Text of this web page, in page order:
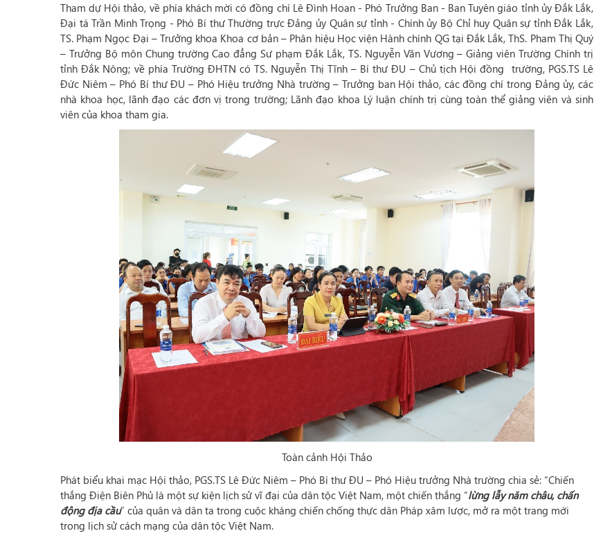
Tham dự Hội thảo, về phía khách mời có đồng chí Lê Đình Hoan - Phó Trưởng Ban - Ban Tuyên giáo tỉnh ủy Đắk Lắk,
Đại tá Trần Minh Trọng - Phó Bí thư Thường trực Đảng ủy Quân sự tỉnh - Chính ủy Bộ Chỉ huy Quân sự tỉnh Đắk Lắk,
TS. Phạm Ngọc Đại – Trưởng khoa Khoa cơ bản – Phân hiệu Học viện Hành chính QG tại Đắk Lắk, ThS. Pham Thị Quý
– Trưởng Bộ môn Chung trường Cao đẳng Sư phạm Đắk Lắk, TS. Nguyễn Văn Vương – Giảng viên Trường Chính trị
tỉnh Đắk Nông; về phía Trường ĐHTN có TS. Nguyễn Thị Tĩnh – Bí thư ĐU – Chủ tịch Hội đồng trường, PGS.TS Lê
Đức Niêm – Phó Bí thư ĐU – Phó Hiệu trưởng Nhà trường – Trưởng ban Hội thảo, các đồng chí trong Đảng ủy, các
nhà khoa học, lãnh đạo các đơn vị trong trường; Lãnh đạo khoa Lý luận chính trị cùng toàn thể giảng viên và sinh
viên của khoa tham gia.
Toàn cảnh Hội Thảo
Phát biểu khai mạc Hội thảo, PGS.TS Lê Đức Niêm – Phó Bí thư ĐU – Phó Hiệu trưởng Nhà trường chia sẻ: “Chiến
thắng Điện Biên Phủ là một sự kiện lịch sử vĩ đại của dân tộc Việt Nam, một chiến thắng “lừng lẫy năm châu, chấn
động địa cầu” của quân và dân ta trong cuộc kháng chiến chống thực dân Pháp xâm lược, mở ra một trang mới
trong lịch sử cách mạng của dân tộc Việt Nam.